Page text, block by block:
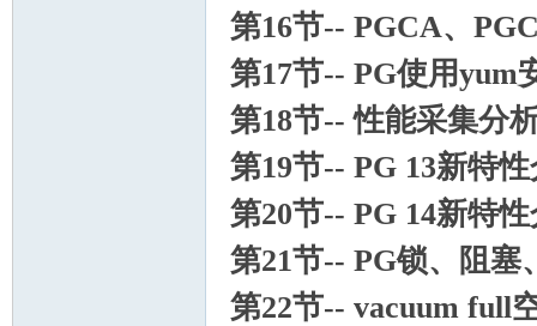
第16节-- PGCA、
第17节-- PG使用yum
第18节-- 性能采集分
第19节-- PG 13新特
第20节-- PG 14新特
第21节-- PG锁、阻塞
第22节-- vacuum full